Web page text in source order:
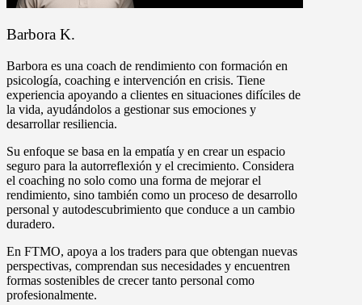
Barbora K.
Barbora es una coach de rendimiento con formación en
psicología, coaching e intervención en crisis. Tiene
experiencia apoyando a clientes en situaciones difíciles de
la vida, ayudándolos a gestionar sus emociones y
desarrollar resiliencia.
Su enfoque se basa en la empatía y en crear un espacio
seguro para la autorreflexión y el crecimiento. Considera
el coaching no solo como una forma de mejorar el
rendimiento, sino también como un proceso de desarrollo
personal y autodescubrimiento que conduce a un cambio
duradero.
En FTMO, apoya a los traders para que obtengan nuevas
perspectivas, comprendan sus necesidades y encuentren
formas sostenibles de crecer tanto personal como
profesionalmente.